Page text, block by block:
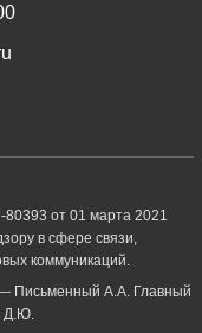
от 01 марта 2021
в сфере связи,
коммуникаций.
Письменный А.А. Главный
Д.Ю.